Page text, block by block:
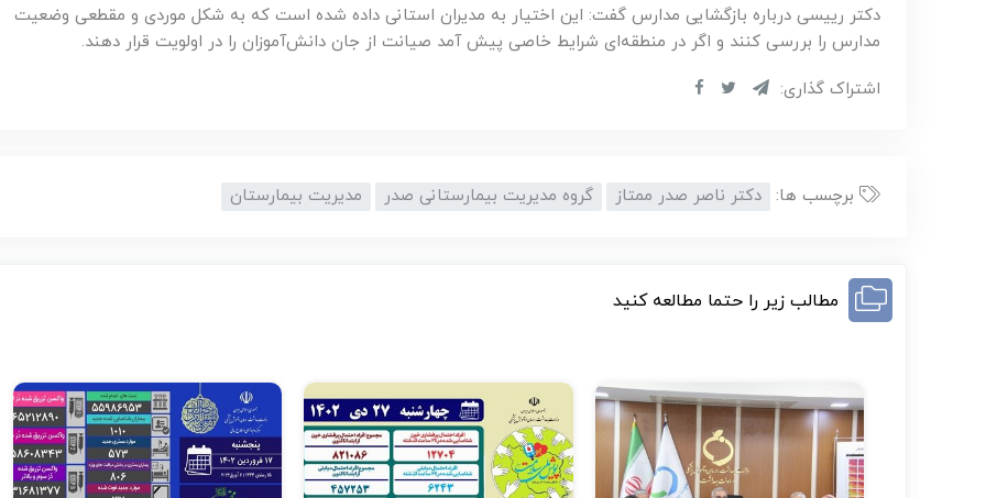
دکتر رییسی درباره بازگشایی مدارس گفت: این اختیار به مدیران استانی داده شده است که به شکل موردی و مقطعی وضعیت
مدارس را بررسی کنند و اگر در منطقه‌ای شرایط خاصی پیش آمد صیانت از جان دانش‌آموزان را در اولویت قرار دهند.
اشتراک گذاری:
برچسب ها: دکتر ناصر صدر ممتاز گروه مدیریت بیمارستانی صدر مدیریت بیمارستان
مطالب زیر را حتما مطالعه کنید